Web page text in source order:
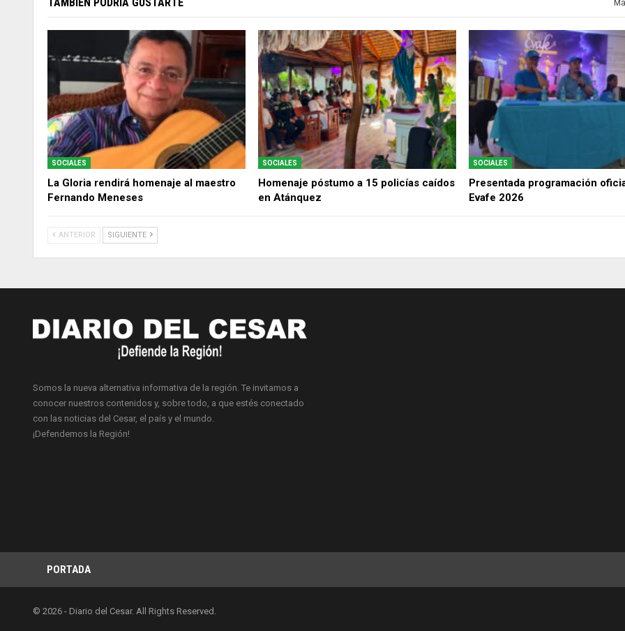
SOCIALES
La Gloria rendirá homenaje al maestro
Fernando Meneses
SOCIALES
Homenaje póstumo a 15 policías caídos
en Atánquez
SOCIALES
Presentada programación
Evafe 2026
ANTERIOR SIGUIENTE
Somos la nueva alternativa informativa de la región. Te invitamos a
conocer nuestros contenidos y, sobre todo, a que estés conectado
con las noticias del Cesar, el país y el mundo.
¡Defendemos la Región!
PORTADA
© 2026 - Diario del Cesar. All Rights Reserved.